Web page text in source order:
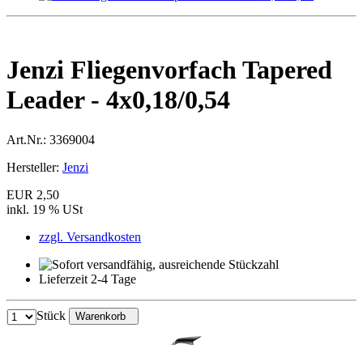
Jenzi Fliegenvorfach Tapered
Leader - 4x0,18/0,54
Art.Nr.: 3369004
Hersteller: Jenzi
EUR 2,50
inkl. 19 % USt
zzgl. Versandkosten
Lieferzeit 2-4 Tage
Stück Warenkorb